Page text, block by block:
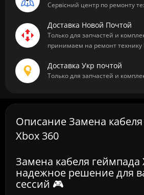
Сервісний центр по ремонту
Доставка Новой Почтой
Только для запчастей и
принимаем на ремонт технику
Доставка Укр почтой
Только для запчастей и
Описание Замена
Xbox 360
Замена кабеля геймпада
надежное решение для
сессий 🎮